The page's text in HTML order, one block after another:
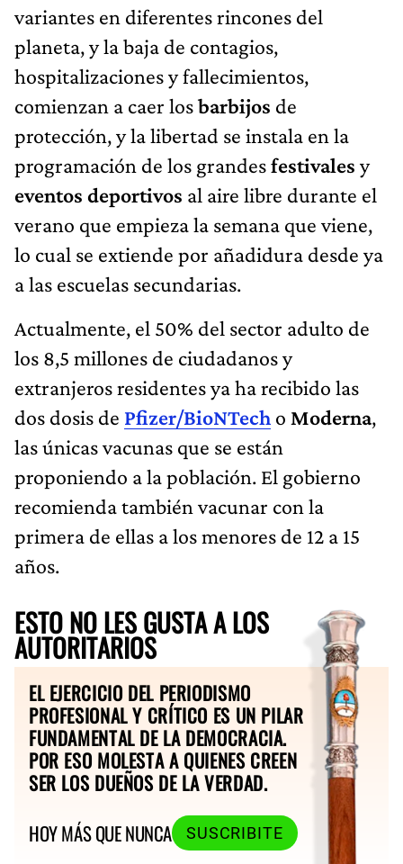
variantes en diferentes rincones del
planeta, y la baja de contagios,
hospitalizaciones y fallecimientos,
comienzan a caer losbarbijos de
protección, y la libertad se instala en la
programación de los grandesfestivales y
eventos deportivos al aire libre durante el
verano que empieza la semana que viene,
lo cual se extiende por añadidura desde ya
a las escuelas secundarias.
Actualmente, el 50% del sector adulto de
los 8,5 millones de ciudadanos y
extranjeros residentes ya ha recibido las
dos dosis de Pfizer/BioNTech o Moderna,
las únicas vacunas que se están
proponiendo a la población. El gobierno
recomienda también vacunar con la
primera de ellas a los menores de 12 a 15
años.
ESTO NO LES GUSTA A LOS
AUTORITARIOS
EL EJERCICIO DEL PERIODISMO
PROFESIONAL Y CRÍTICO ES UN PILAR
FUNDAMENTAL DE LA DEMOCRACIA.
POR ESO MOLESTA A QUIENES CREEN
SER LOS DUEÑOS DE LA VERDAD.
HOY MÁS QUE NUNCA
SUSCRIBITE